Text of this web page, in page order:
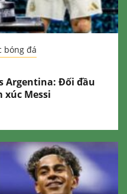
bóng đá
Argentina: Đối đầu
xúc Messi